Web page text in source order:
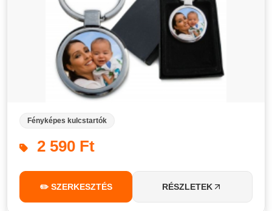
Fényképes kulcstartók
2 590 Ft
✏️ SZERKESZTÉS RÉSZLETEK